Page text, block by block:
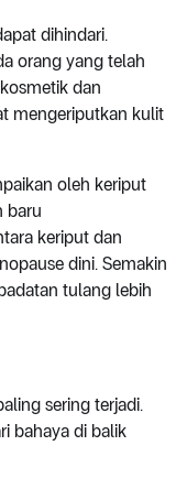
dihindari.
orang yang telah
dan
mengeriputkan kulit
oleh keriput
baru
keriput dan
dini. Semakin
tulang lebih
sering terjadi.
bahaya di balik